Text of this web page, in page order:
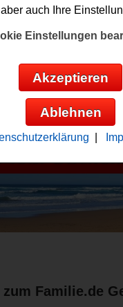
Familie.de
auch Ihre
Einstellungen
Akzeptieren
Ablehnen